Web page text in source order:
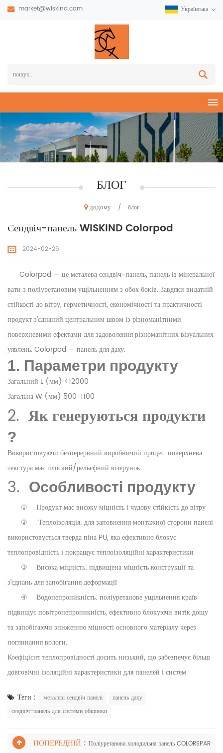
market@wiskind.com Українська
БЛОГ
додому / блог
Сендвіч-панель WISKIND Colorpod
2024-02-26
Colorpod — це металева сендвіч-панель, панель із мінеральної
вати з поліуретановим ущільненням з обох боків. Завдяки видатній
стійкості до вітру, герметичності, економічності та практичності
продукт з’єднаний центральним швом із різноманітними
поверхневими ефектами для задоволення різноманітних візуальних
уявлень. Colorpod — панель для даху.
1. Параметри продукту
Загальний L (мм) <12000
Загальна W (мм) 500-1100
2. Як генеруються продукти
?
Використовуючи безперервний виробничий процес, поверхнева
текстура має плоский/рельєфний візерунок.
3. Особливості продукту
① Продукт має високу міцність і чудову стійкість до вітру
②
Теплоізоляція: для заповнення монтажної сторони панелі
використовується тверда піна PU, яка ефективно блокує
теплопровідність і покращує теплоізоляційні характеристики
③ Висока міцність: підвищена міцність конструкції та
з’єднань для запобігання деформації
④ Водонепроникність: поліуретанове ущільнення країв
підвищує повітронепроникність, ефективно блокуючи витік дощу
та запобігаючи зниженню міцності основного матеріалу через
поглинання вологи.
Коефіцієнт теплопровідності досить низький, що забезпечує більш
довговічні ізоляційні характеристики для панелей і систем
Теги : металеві сендвіч панелі
панель даху
сендвіч-панель для системи обшивки
ПОПЕРЕДНІЙ : Поліуретанова холодильна панель COLORSPAR